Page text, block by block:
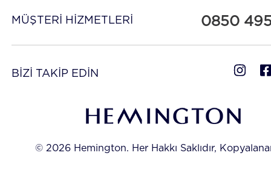
MÜŞTERİ HİZMETLERİ 0850
BİZİ TAKİP EDİN
© 2026 Hemington. Her Hakkı Saklıdır,